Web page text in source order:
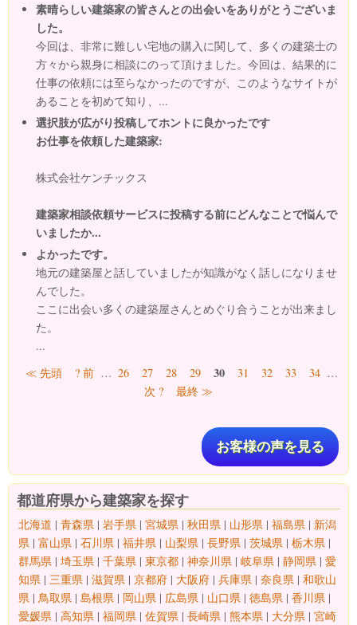
素晴らしい建築家の皆さんとの出会いをありがとうございま
した。
今回は、非常に難しい宅地の購入に関して、多くの建築士の
方々から親身に相談にのって頂けました。今回は、結果的に
仕事の依頼には至らなかったのですが、このようなサイトが
あることを初めて知り、...
選択肢が広がり投稿してホントに良かったです
お仕事を依頼した建築家:
株式会社ケンチックス
建築家相談依頼サービスに投稿する前にどんなことで悩んで
いましたか...
よかったです。
地元の建築屋と話していましたが知識がなく話しになりませ
んでした。
ここに出会い多くの建築屋さんとめぐり合うことが出来まし
た。
...
ページ
≪ 先頭 ? 前 … 26 27 28 29 30 31 32 33 34 …
次 ?
最終 ≫
お客様の声を見る
都道府県から建築家を探す
北海道 | 青森県 | 岩手県 | 宮城県 | 秋田県 | 山形県 | 福島県 | 新潟
県 | 富山県 | 石川県 | 福井県 | 山梨県 | 長野県 | 茨城県 | 栃木県 |
群馬県 | 埼玉県 | 千葉県 | 東京都 | 神奈川県 | 岐阜県 | 静岡県 | 愛
知県 | 三重県 | 滋賀県 | 京都府 | 大阪府 | 兵庫県 | 奈良県 | 和歌山
県 | 鳥取県 | 島根県 | 岡山県 | 広島県 | 山口県 | 徳島県 | 香川県 |
愛媛県 | 高知県 | 福岡県 | 佐賀県 | 長崎県 | 熊本県 | 大分県 | 宮崎